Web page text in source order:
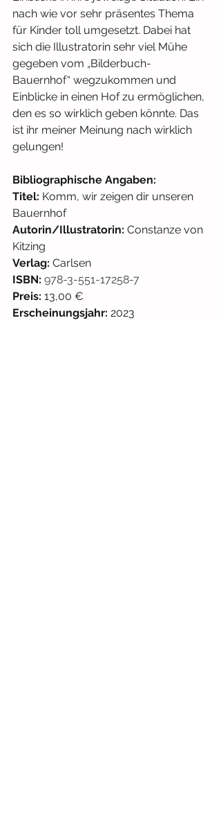
nach wie vor sehr präsentes Thema
für Kinder toll umgesetzt. Dabei hat
sich die Illustratorin sehr viel Mühe
gegeben vom „Bilderbuch-
Bauernhof“ wegzukommen und
Einblicke in einen Hof zu ermöglichen,
den es so wirklich geben könnte. Das
ist ihr meiner Meinung nach wirklich
gelungen!
Bibliographische Angaben:
Titel: Komm, wir zeigen dir unseren
Bauernhof
Autorin/Illustratorin: Constanze von
Kitzing
Verlag: Carlsen
ISBN: 978-3-551-17258-7
Preis: 13,00 €
Erscheinungsjahr: 2023